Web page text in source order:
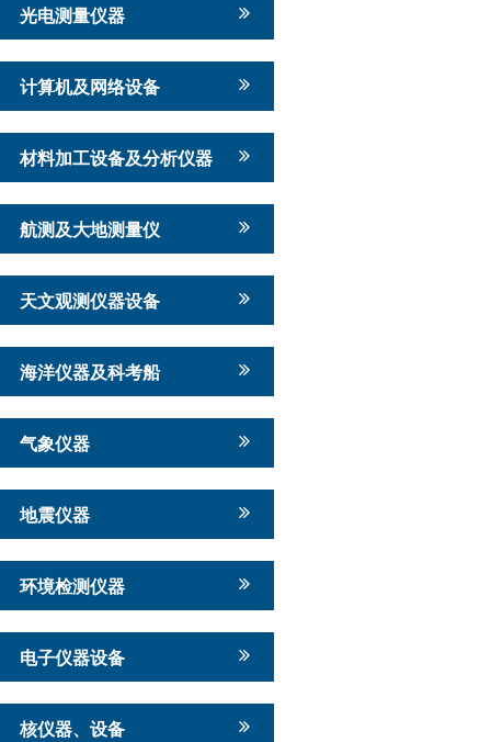
光电测量仪器
计算机及网络设备
材料加工设备及分析仪器
航测及大地测量仪
天文观测仪器设备
海洋仪器及科考船
气象仪器
地震仪器
环境检测仪器
电子仪器设备
核仪器、设备